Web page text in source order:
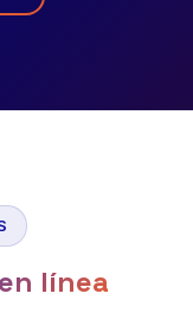
línea